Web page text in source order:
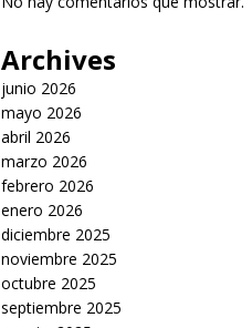
Archives
junio 2026
mayo 2026
abril 2026
marzo 2026
febrero 2026
enero 2026
diciembre 2025
noviembre 2025
octubre 2025
septiembre 2025